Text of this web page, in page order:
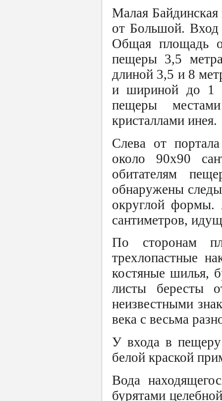
Малая
от Большой. Вход
Общая площадь
пещеры 3,5
длиной 3,5 и 8
и шириной до 1
пещеры
кристаллами инея.
Слева от
около 90х90
обитателям
обнаружены
округлой формы.
сантиметров,
По сторонам
трехлопастные
костяные шилья,
листы бересты
неизвестными
века с весьма
У входа в пещеру
белой краской
Вода
бурятами